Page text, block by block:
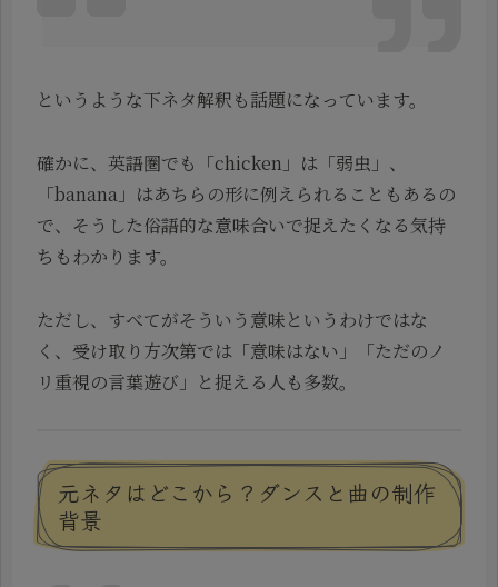
というような下ネタ解釈も話題になっています。
確かに、英語圏でも「chicken」は「弱虫」、
「banana」はあちらの形に例えられることもあるの
で、そうした俗語的な意味合いで捉えたくなる気持
ちもわかります。
ただし、すべてがそういう意味というわけではな
く、受け取り方次第では「意味はない」「ただのノ
リ重視の言葉遊び」と捉える人も多数。
元ネタはどこから？ダンスと曲の制作
背景